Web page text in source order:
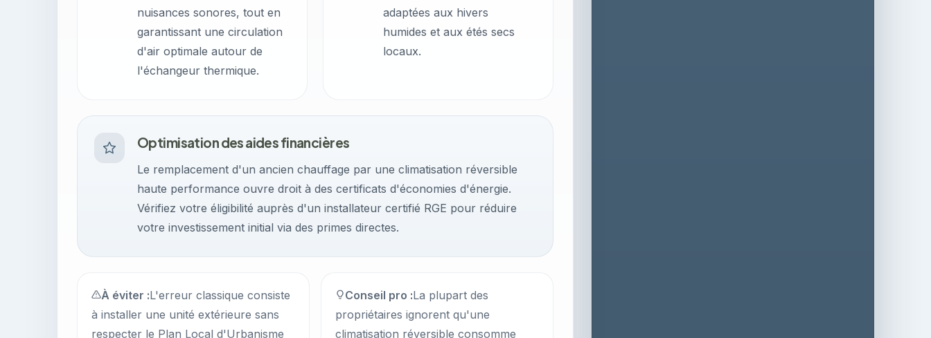
nuisances sonores, tout en
garantissant une circulation
d'air optimale autour de
l'échangeur thermique.
adaptées aux hivers
humides et aux étés secs
locaux.
Optimisation des aides financières
Le remplacement d'un ancien chauffage par une climatisation réversible
haute performance ouvre droit à des certificats d'économies d'énergie.
Vérifiez votre éligibilité auprès d'un installateur certifié RGE pour réduire
votre investissement initial via des primes directes.
À éviter :L'erreur classique consiste
à installer une unité extérieure sans
respecter le Plan Local d'Urbanisme
Conseil pro :La plupart des
propriétaires ignorent qu'une
climatisation réversible consomme